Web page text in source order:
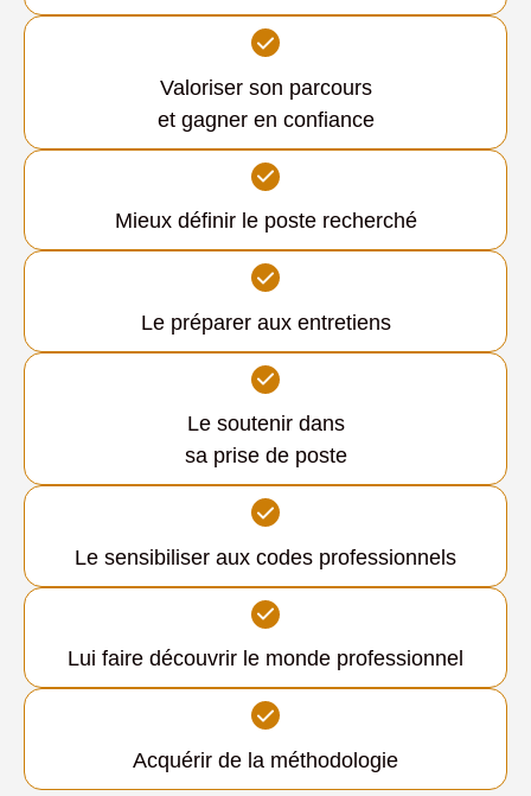
Valoriser son parcours
et gagner en confiance
Mieux définir le poste recherché
Le préparer aux entretiens
Le soutenir dans
sa prise de poste
Le sensibiliser aux codes professionnels
Lui faire découvrir le monde professionnel
Acquérir de la méthodologie